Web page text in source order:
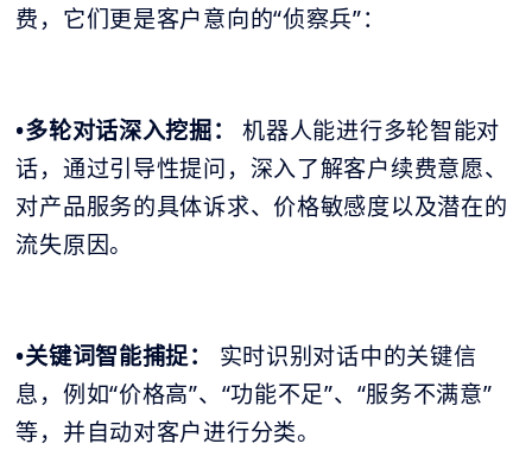
费，它们更是客户意向的“侦察兵”：
•多轮对话深入挖掘：机器人能进行多轮智能对
话，通过引导性提问，深入了解客户续费意愿、
对产品服务的具体诉求、价格敏感度以及潜在的
流失原因。
•关键词智能捕捉： 实时识别对话中的关键信
息，例如“价格高”、“功能不足”、“服务不满意”
等，并自动对客户进行分类。